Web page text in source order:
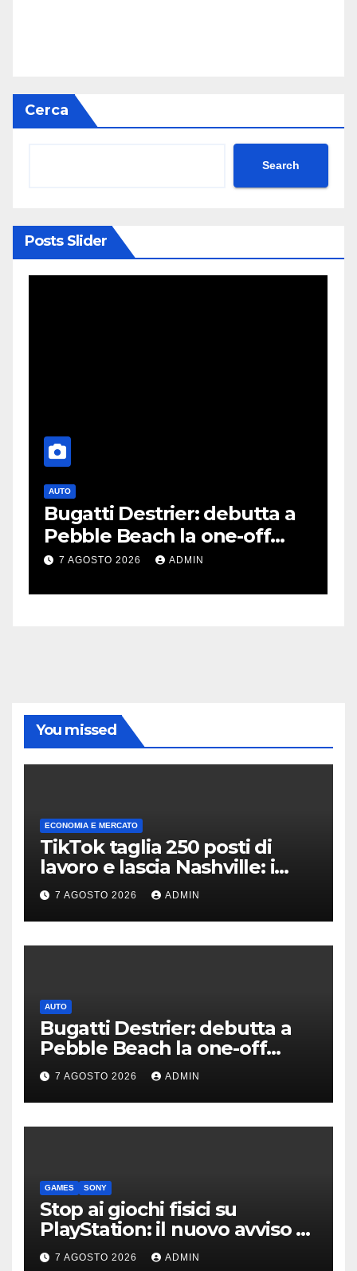
Cerca
Search
Posts Slider
AUTO
Bugatti Destrier: debutta a
Pebble Beach la one-off
derivata dalla Bolide
7 AGOSTO 2026 ADMIN
You missed
ECONOMIA E MERCATO
TikTok taglia 250 posti di
lavoro e lascia Nashville: i
motivi della scelta
7 AGOSTO 2026 ADMIN
AUTO
Bugatti Destrier: debutta a
Pebble Beach la one-off
derivata dalla Bolide
7 AGOSTO 2026 ADMIN
GAMES SONY
Stop ai giochi fisici su
PlayStation: il nuovo avviso di
Sony è l’ennesima conferma
7 AGOSTO 2026 ADMIN